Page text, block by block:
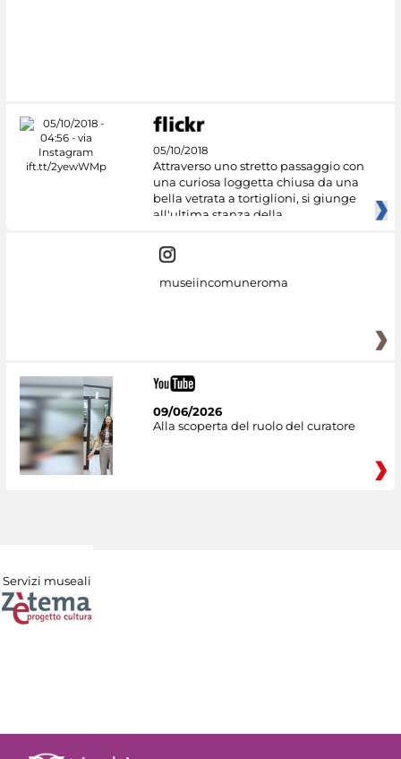
05/10/2018
Attraverso uno stretto passaggio con
una curiosa loggetta chiusa da una
bella vetrata a tortiglioni, si giunge
all'ultima stanza della
museiincomuneroma
09/06/2026
Alla scoperta del ruolo del curatore
Servizi museali